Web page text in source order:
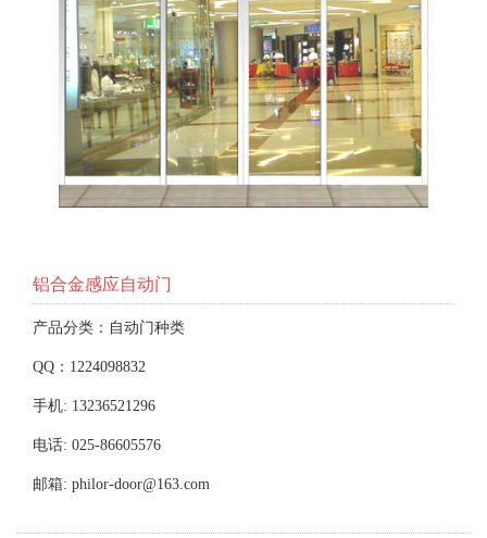
铝合金感应自动门
产品分类：自动门种类
QQ：1224098832
手机: 13236521296
电话: 025-86605576
邮箱: philor-door@163.com